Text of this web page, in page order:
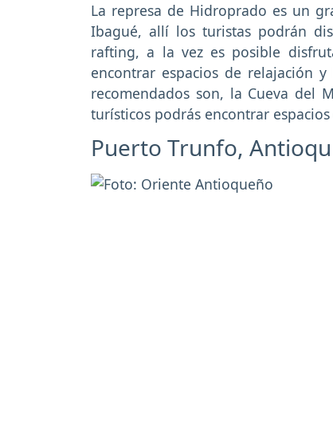
La represa de Hidroprado es un
Ibagué, allí los turistas podrán
rafting, a la vez es posible
encontrar espacios de relajación
recomendados son, la Cueva del
turísticos podrás encontrar
Puerto Trunfo,